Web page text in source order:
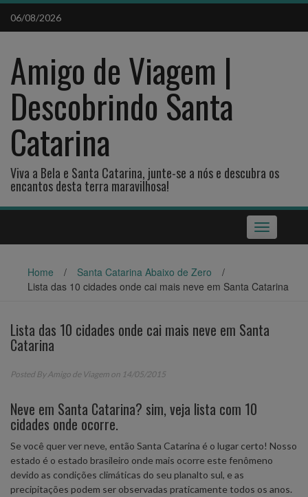
Skip
content
06/08/2026
Amigo de Viagem |
Descobrindo Santa
Catarina
Viva a Bela e Santa Catarina, junte-se a nós e descubra os
encantos desta terra maravilhosa!
Toggle
navigation
Home / Santa Catarina Abaixo de Zero
/
Lista das 10 cidades onde cai mais neve em Santa Catarina
Lista das 10 cidades onde cai mais neve em Santa
Catarina
Posted ByAmigo de Viagem on 14/05/2015
Neve em Santa Catarina? sim, veja lista com 10
cidades onde ocorre.
Se você quer ver neve, então Santa Catarina é o lugar certo! Nosso
estado é o estado brasileiro onde mais ocorre este fenômeno
devido as condições climáticas do seu planalto sul, e as
precipitações podem ser observadas praticamente todos os anos.